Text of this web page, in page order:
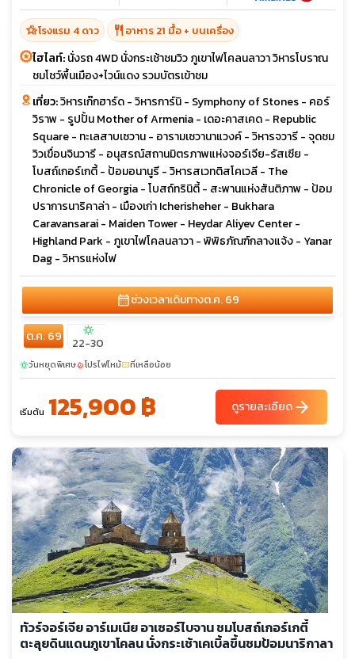
hotel_classโรงแรม 4 ดาว restaurant อาหาร 21 มื้อ + บนเครื่อง
ไฮไลท์:นั่งรถ 4WD นั่งกระเช้าชมวิว ภูเขาไฟโคลนลาวา วิหารโบราณ
ชมโชว์พื้นเมือง+ไวน์แดง รวมบัตรเข้าชม
เที่ยว:วิหารเก๊กฮาร์ด - วิหารการ์นิ - Symphony of Stones - คอร์
วิราพ - รูปปั้น Mother of Armenia - เดอะคาสเคด - Republic
Square - ทะเลสาบเซวาน - อารามเซวานาแวงค์ - วิหารจวารี - จุดชม
วิวเขื่อนจินวารี - อนุสรณ์สถานมิตรภาพแห่งจอร์เจีย-รัสเซีย -
โบสถ์เกอร์เกตี้ - ป้อมอนานูรี - วิหารสเวทติสโคเวลี - The
Chronicle of Georgia - โบสถ์ทรินิตี้ - สะพานแห่งสันติภาพ - ป้อม
ปราการนาริคาล่า - เมืองเก่า Icherisheher - Bukhara
Caravansarai - Maiden Tower - Heydar Aliyev Center -
Highland Park - ภูเขาไฟโคลนลาวา - พิพิธภัณฑ์กลางแจ้ง - Yanar
Dag - วิหารแห่งไฟ
calendar_monthช่วงเวลาเดินทางต.ค. 69
ต.ค. 69 sunny
22-30
sunnyวันหยุดพิเศษlocal_fire_departmentโปรไฟไหม้confirmation_numberที่เหลือน้อย
เริ่มต้น 125,900 ฿ ดูรายละเอียดarrow_forward
ทัวร์จอร์เจีย อาร์เมเนีย อาเซอร์ไบจาน ชมโบสถ์เกอร์เกตี้
ตะลุยดินแดนภูเขาโคลน นั่งกระเช้าเคเบิ้ลขึ้นชมป้อมนาริกาลา